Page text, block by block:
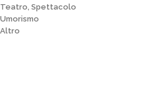
Teatro, Spettacolo
Umorismo
Altro